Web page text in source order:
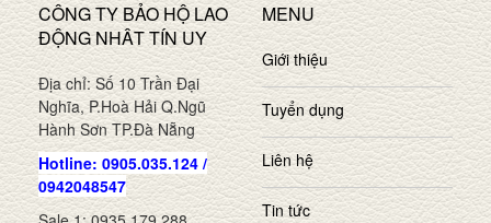
CÔNG TY BẢO HỘ LAO
ĐỘNG NHÂT TÍN UY
Địa chỉ: Số 10 Trần Đại
Nghĩa, P.Hoà Hải Q.Ngũ
Hành Sơn TP.Đà Nẵng
Hotline: 0905.035.124 /
0942048547
MENU
Giới thiệu
Tuyển dụng
Liên hệ
Tin tức